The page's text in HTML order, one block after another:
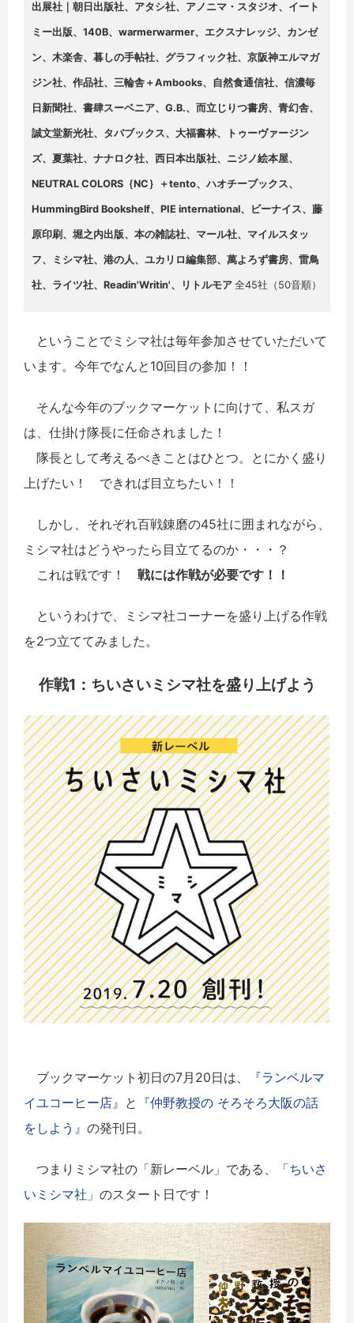
出展社｜朝日出版社、アタシ社、アノニマ・スタジオ、イート
ミー出版、140B、warmerwarmer、エクスナレッジ、カンゼ
ン、木楽舎、暮しの手帖社、グラフィック社、京阪神エルマガ
ジン社、作品社、三輪舎＋Ambooks、自然食通信社、信濃毎
日新聞社、書肆スーベニア、G.B.、而立じりつ書房、青幻舎、
誠文堂新光社、タバブックス、大福書林、トゥーヴァージン
ズ、夏葉社、ナナロク社、西日本出版社、ニジノ絵本屋、
NEUTRAL COLORS｛NC｝＋tento、ハオチーブックス、
HummingBird Bookshelf、PIE international、ビーナイス、藤
原印刷、堀之内出版、本の雑誌社、マール社、マイルスタッ
フ、ミシマ社、港の人、ユカリロ編集部、萬よろず書房、雷鳥
社、ライツ社、Readin'Writin'、リトルモア 全45社（50音順）
ということでミシマ社は毎年参加させていただいて
います。今年でなんと10回目の参加！！
そんな今年のブックマーケットに向けて、私スガ
は、仕掛け隊長に任命されました！
隊長として考えるべきことはひとつ。とにかく盛り
上げたい！ できれば目立ちたい！！
しかし、それぞれ百戦錬磨の45社に囲まれながら、
ミシマ社はどうやったら目立てるのか・・・？
これは戦です！ 戦には作戦が必要です！！
というわけで、ミシマ社コーナーを盛り上げる作戦
を2つ立ててみました。
作戦1： ちいさいミシマ社を盛り上げよう
ブックマーケット初日の7月20日は、 『ランベルマ
イユコーヒー店』 と 『仲野教授の そろそろ大阪の話
をしよう』 の発刊日。
つまりミシマ社の「新レーベル」である、
「ちいさ
いミシマ社」 のスタート日です！